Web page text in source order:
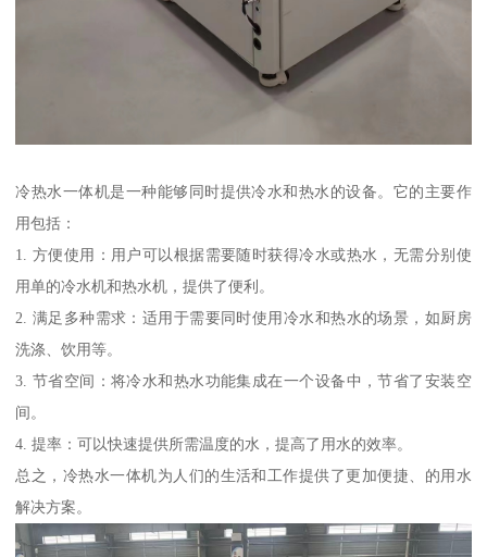
冷热水一体机是一种能够同时提供冷水和热水的设备。它的主要作
用包括：
1. 方便使用：用户可以根据需要随时获得冷水或热水，无需分别使
用单的冷水机和热水机，提供了便利。
2. 满足多种需求：适用于需要同时使用冷水和热水的场景，如厨房
洗涤、饮用等。
3. 节省空间：将冷水和热水功能集成在一个设备中，节省了安装空
间。
4. 提率：可以快速提供所需温度的水，提高了用水的效率。
总之，冷热水一体机为人们的生活和工作提供了更加便捷、的用水
解决方案。